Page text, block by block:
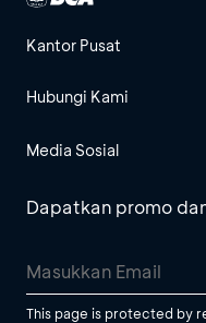
Kantor Pusat
Hubungi Kami
Media Sosial
Dapatkan promo
This page is protected by